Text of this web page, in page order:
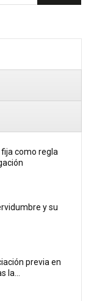
fija como regla
y su
previa en
la...